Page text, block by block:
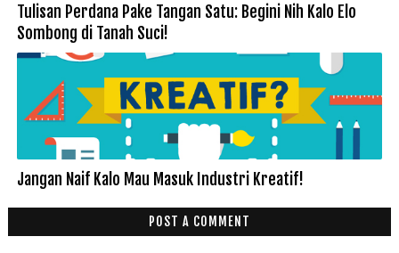
Tulisan Perdana Pake Tangan Satu: Begini Nih Kalo Elo
Sombong di Tanah Suci!
Jangan Naif Kalo Mau Masuk Industri Kreatif!
POST A COMMENT